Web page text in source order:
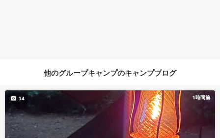
他のグループキャンプのキャンプブログ
1時間前
14